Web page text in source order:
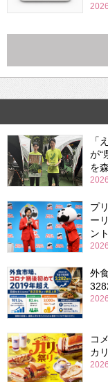
「
が“
を
プ
ー
ン
外
コ
カ